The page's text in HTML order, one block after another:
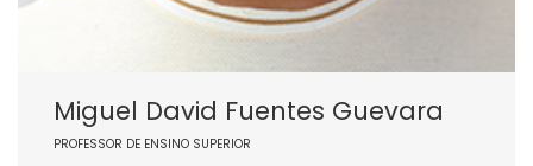
Miguel David Fuentes Guevara
PROFESSOR DE ENSINO SUPERIOR